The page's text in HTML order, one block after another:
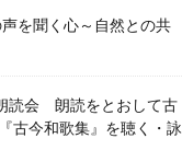
を聞く心～自然との共
読会 朗読をとおして古
古今和歌集』を聴く・詠